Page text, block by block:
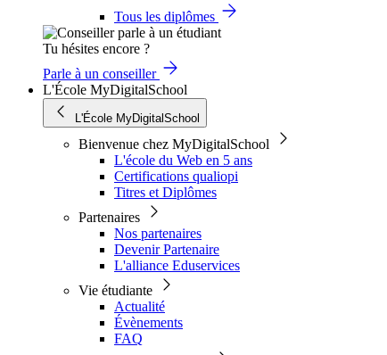
Tous les diplômes
Tu hésites encore ?
Parle à un conseiller
L'École MyDigitalSchool
L'École MyDigitalSchool
Bienvenue chez MyDigitalSchool
L'école du Web en 5 ans
Certifications qualiopi
Titres et Diplômes
Partenaires
Nos partenaires
Devenir Partenaire
L'alliance Eduservices
Vie étudiante
Actualité
Évènements
FAQ